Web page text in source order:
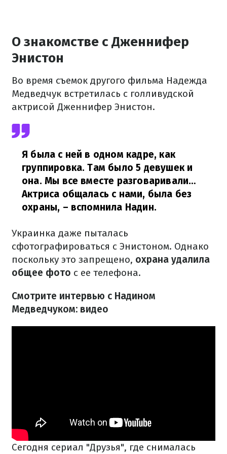
О знакомстве с Дженнифер
Энистон
Во время съемок другого фильма Надежда
Медведчук встретилась с голливудской
актрисой Дженнифер Энистон.
Я была с ней в одном кадре, как
группировка. Там было 5 девушек и
она. Мы все вместе разговаривали…
Актриса общалась с нами, была без
охраны, – вспомнила Надин.
Украинка даже пыталась
сфотографироваться с Энистоном. Однако
поскольку это запрещено, охрана удалила
общее фото с ее телефона.
Смотрите интервью с Надином
Медведчуком: видео
Сегодня сериал "Друзья", где снималась